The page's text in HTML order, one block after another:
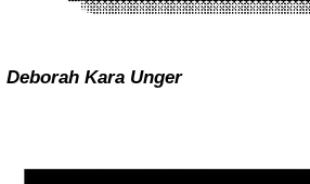
Deborah Kara Unger